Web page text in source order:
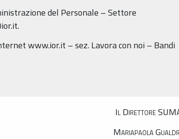
del Personale – Settore
www.ior.it – sez. Lavora con noi – Bandi
Il Direttore
Mariapaola